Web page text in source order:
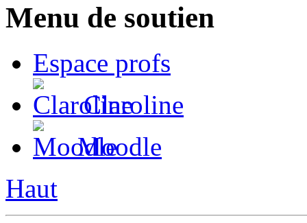
Menu de soutien
Espace profs
Claroline
Moodle
Haut